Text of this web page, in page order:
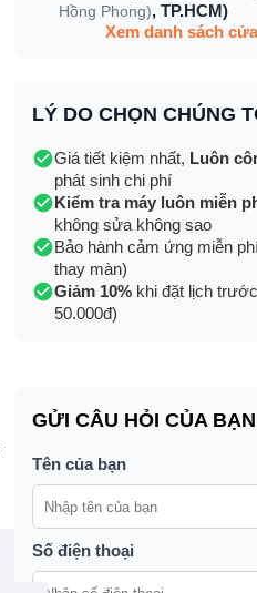
Hồng Phong), TP.HCM)
Xem danh sách
LÝ DO CHỌN CHÚNG
Giá tiết kiệm nhất, Luôn
phát sinh chi phí
Kiểm tra máy luôn miễn
không sửa không sao
Bảo hành cảm ứng miễn
thay màn)
Giảm 10% khi đặt lịch
50.000đ)
GỬI CÂU HỎI CỦA BẠN
Tên của bạn
Số điện thoại